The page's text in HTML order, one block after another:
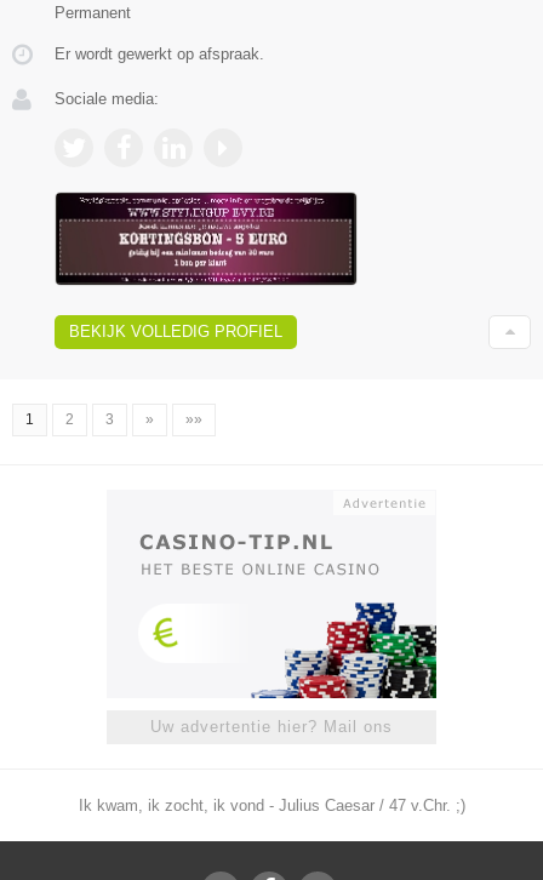
Permanent
Er wordt gewerkt op afspraak.
Sociale media:
BEKIJK VOLLEDIG PROFIEL
1 2 3 » »»
Uw advertentie hier? Mail ons
Ik kwam, ik zocht, ik vond - Julius Caesar / 47 v.Chr. ;)